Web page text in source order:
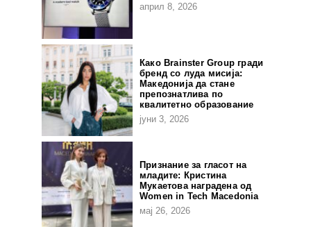
април 8, 2026
Како Brainster Group гради
бренд со луда мисија:
Македонија да стане
препознатлива по
квалитетно образование
јуни 3, 2026
Признание за гласот на
младите: Кристина
Мукаетова наградена од
Women in Tech Macedonia
мај 26, 2026